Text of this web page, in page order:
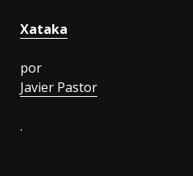
Xataka
por
Javier Pastor
.